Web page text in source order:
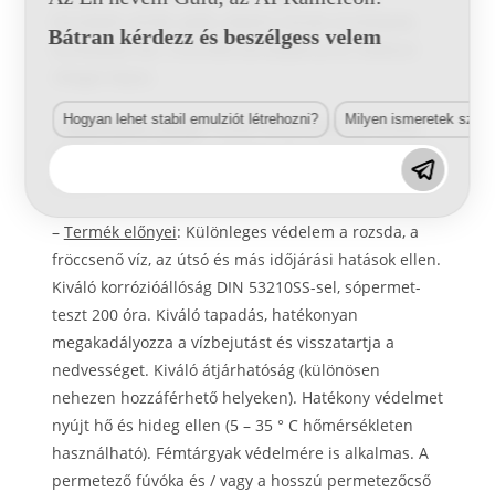
burkolatok stb. A termék borostyánszínű, átlátszó
–Alkalmazási mezők: Autók, teherautók, járművek,
lakókocsik, tartályok, csónakok stb., Különösen javítás
céljából
– Termék előnyei: Különleges védelem a rozsda, a
fröccsenő víz, az útsó és más időjárási hatások ellen.
Kiváló korrózióállóság DIN 53210SS-sel, sópermet-
teszt 200 óra. Kiváló tapadás, hatékonyan
megakadályozza a vízbejutást és visszatartja a
nedvességet. Kiváló átjárhatóság (különösen
nehezen hozzáférhető helyeken). Hatékony védelmet
nyújt hő és hideg ellen (5 – 35 ° C hőmérsékleten
használható). Fémtárgyak védelmére is alkalmas. A
permetező fúvóka és / vagy a hosszú permetezőcső
Bátran kérdezz és beszélgess velem
Hogyan lehet stabil emulziót létrehozni? Milyen ismeretek